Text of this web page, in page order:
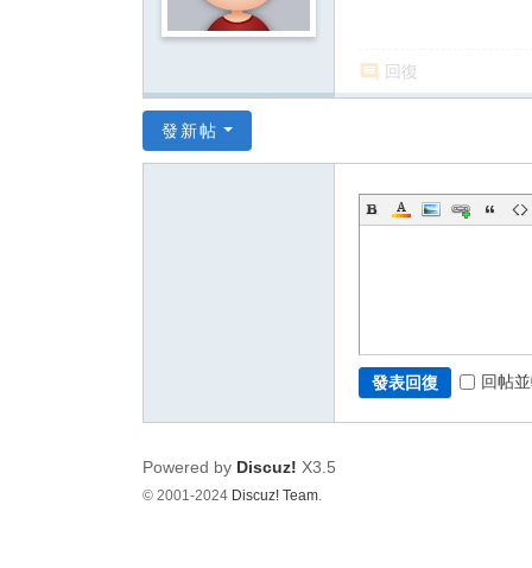
回復
發新帖
發表回復 回帖
Powered by Discuz! X3.5
© 2001-2024 Discuz! Team.